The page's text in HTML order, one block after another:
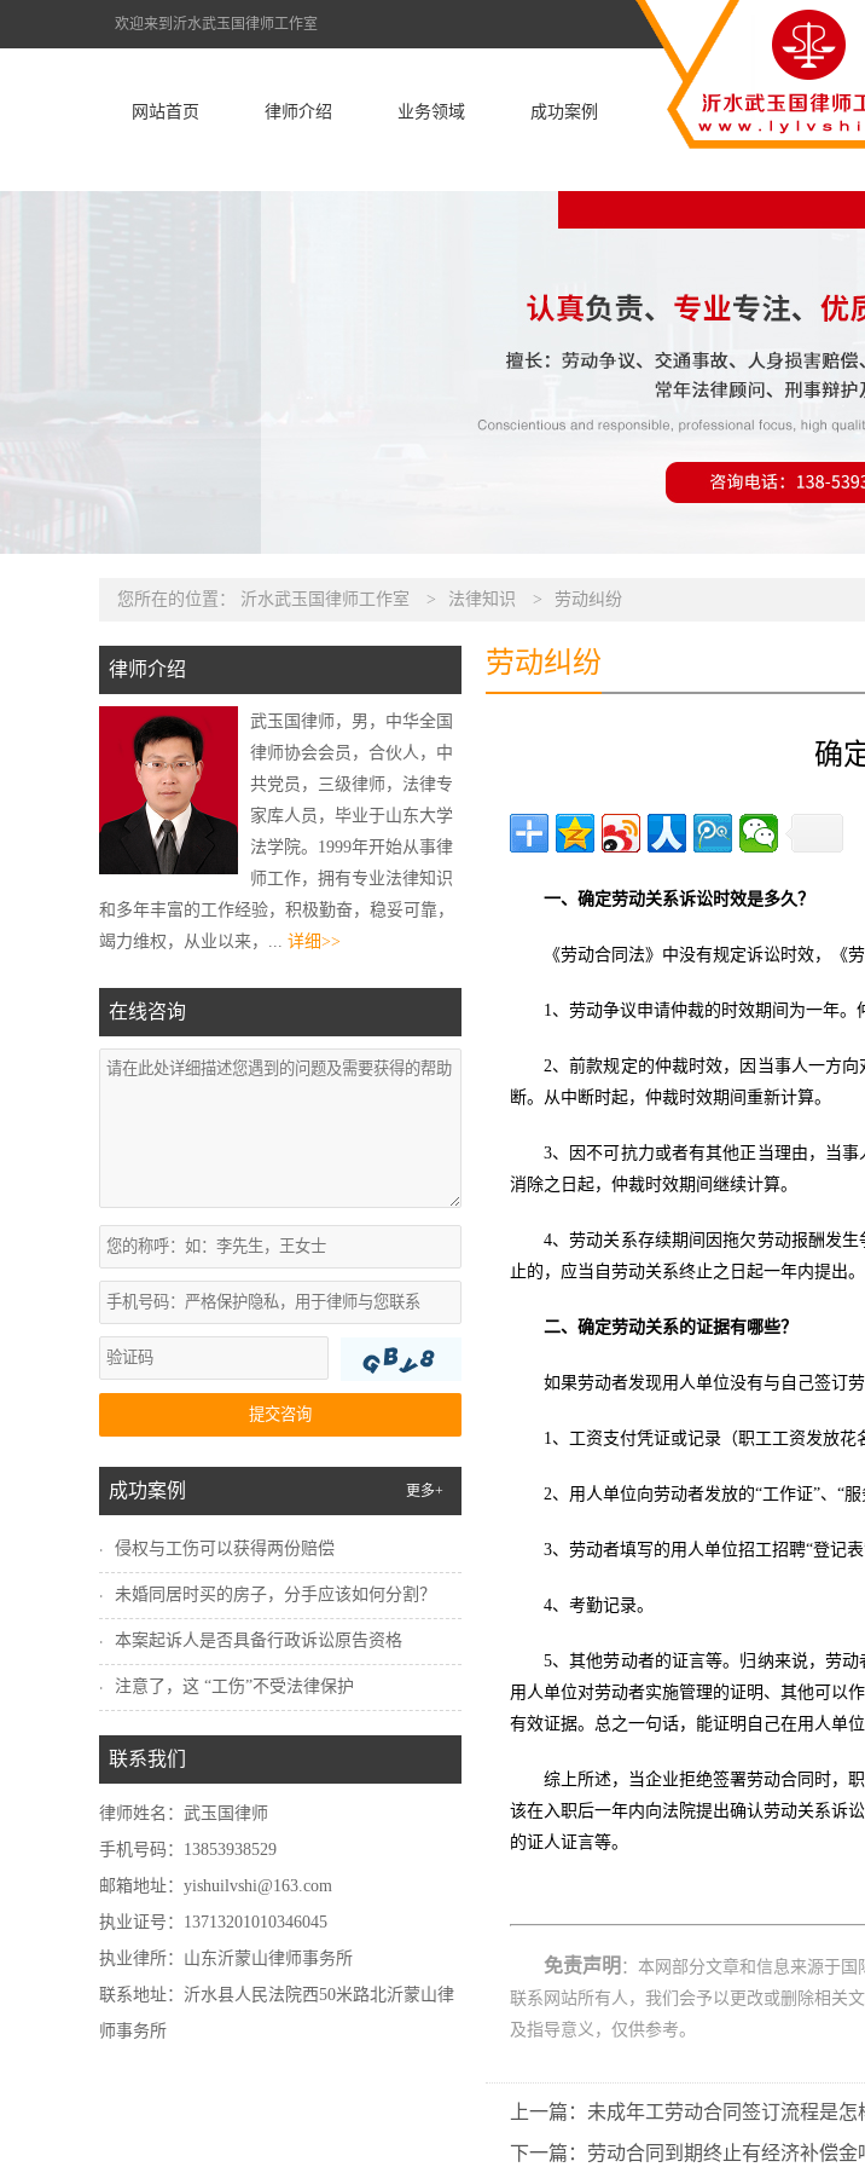
欢迎来到沂水武玉国律师工作室
网站首页 律师介绍 业务领域 成功案例
您所在的位置： 沂水武玉国律师工作室 > 法律知识 > 劳动纠纷
律师介绍
武玉国律师，男，中华全国
律师协会会员，合伙人，中
共党员，三级律师，法律专
家库人员，毕业于山东大学
法学院。1999年开始从事律
师工作，拥有专业法律知识
和多年丰富的工作经验，积极勤奋，稳妥可靠，
竭力维权，从业以来，... 详细>>
在线咨询
提交咨询
成功案例 更多+
侵权与工伤可以获得两份赔偿
未婚同居时买的房子，分手应该如何分割？
本案起诉人是否具备行政诉讼原告资格
注意了，这 “工伤”不受法律保护
联系我们
律师姓名：武玉国律师
手机号码：13853938529
邮箱地址：yishuilvshi@163.com
执业证号：13713201010346045
执业律所：山东沂蒙山律师事务所
联系地址：沂水县人民法院西50米路北沂蒙山律
师事务所
劳动纠纷
确
一、确定劳动关系诉讼时效是多久？
《劳动合同法》中没有规定诉讼时效，《
1、劳动争议申请仲裁的时效期间为一年。
2、前款规定的仲裁时效，因当事人一方
断。从中断时起，仲裁时效期间重新计算。
3、因不可抗力或者有其他正当理由，当
消除之日起，仲裁时效期间继续计算。
4、劳动关系存续期间因拖欠劳动报酬发
止的，应当自劳动关系终止之日起一年内提出。
二、确定劳动关系的证据有哪些？
如果劳动者发现用人单位没有与自己签订
1、工资支付凭证或记录（职工工资发放花
2、用人单位向劳动者发放的“工作证”、“
3、劳动者填写的用人单位招工招聘“登记表
4、考勤记录。
5、其他劳动者的证言等。归纳来说，劳
用人单位对劳动者实施管理的证明、其他可以
有效证据。总之一句话，能证明自己在用人单位
综上所述，当企业拒绝签署劳动合同时，
该在入职后一年内向法院提出确认劳动关系诉
的证人证言等。
免责声明 ：本网部分文章和信息来源于
联系网站所有人，我们会予以更改或删除相关
及指导意义，仅供参考。
上一篇：未成年工劳动合同签订流程是怎
下一篇：劳动合同到期终止有经济补偿金